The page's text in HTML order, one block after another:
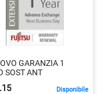
GARANZIA 1
SOST ANT
Disponibile